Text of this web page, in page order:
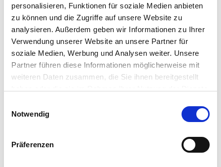
personalisieren, Funktionen für soziale Medien anbieten
zu können und die Zugriffe auf unsere Website zu
analysieren. Außerdem geben wir Informationen zu Ihrer
Verwendung unserer Website an unsere Partner für
soziale Medien, Werbung und Analysen weiter. Unsere
Partner führen diese Informationen möglicherweise mit
weiteren Daten zusammen, die Sie ihnen bereitgestellt
betätigen Sie anschließend den "OK"-Button:
Notwendig
Präferenzen
Weitere Informationen
Beeindruckende sommergrüne Sommerpflanze
Üppige und duftende Blütentrauben
Lieferumfang: 1 Stück je Verpackungseinheit (VE)
Ahrens+Sieberz GmbH &